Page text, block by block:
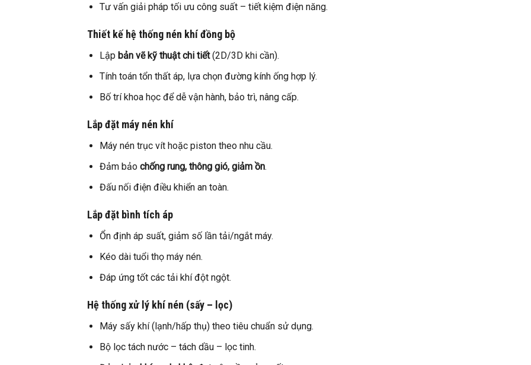
Tư vấn giải pháp tối ưu công suất – tiết kiệm điện năng.
Thiết kế hệ thống nén khí đồng bộ
Lập bản vẽ kỹ thuật chi tiết(2D/3D khi cần).
Tính toán tổn thất áp, lựa chọn đường kính ống hợp lý.
Bố trí khoa học để dễ vận hành, bảo trì, nâng cấp.
Lắp đặt máy nén khí
Máy nén trục vít hoặc piston theo nhu cầu.
Đảm bảo chống rung, thông gió, giảm ồn.
Đấu nối điện điều khiển an toàn.
Lắp đặt bình tích áp
Ổn định áp suất, giảm số lần tải/ngắt máy.
Kéo dài tuổi thọ máy nén.
Đáp ứng tốt các tải khí đột ngột.
Hệ thống xử lý khí nén (sấy – lọc)
Máy sấy khí (lạnh/hấp thụ) theo tiêu chuẩn sử dụng.
Bộ lọc tách nước – tách dầu – lọc tinh.